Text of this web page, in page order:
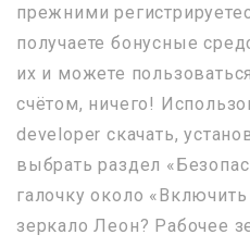
прежними
получаете бонусные
их и можете
счётом, ничего!
developer скачать,
выбрать раздел
галочку около
зеркало Леон? Рабочее